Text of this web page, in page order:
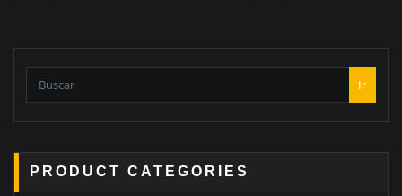
Ir
PRODUCT CATEGORIES